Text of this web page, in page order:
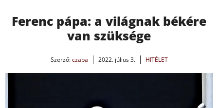
Ferenc pápa: a világnak békére
van szüksége
Szerző:czaba 2022. július 3. HITÉLET